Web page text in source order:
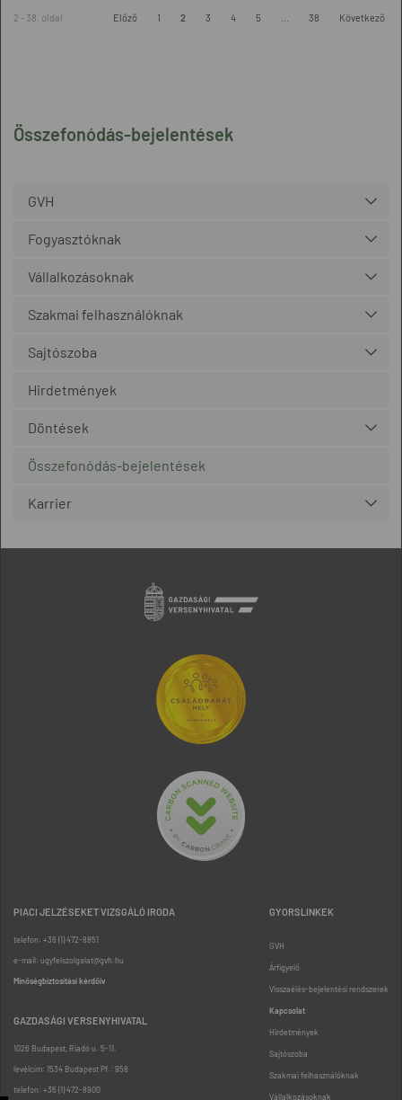
Összefonódás-bejelentések
GVH
Fogyasztóknak
Vállalkozásoknak
Szakmai felhasználóknak
Sajtószoba
Hirdetmények
Döntések
Összefonódás-bejelentések
Karrier
2 - 38. oldal Előző 1 2 3 4 5 38 Következő
PIACI JELZÉSEKET VIZSGÁLÓ IRODA
telefon: +36 (1) 472-8851
e-mail: ugyfelszolgalat@gvh.hu
Minőségbiztosítási kérdőív
GAZDASÁGI VERSENYHIVATAL
1026 Budapest, Riadó u. 5-11.
levélcím: 1534 Budapest Pf.: 958
telefon: +36 (1) 472-8900
GYORSLINKEK
GVH
Árfigyelő
Visszaélés-bejelentési rendszerek
Kapcsolat
Hirdetmények
Sajtószoba
Szakmai felhasználóknak
Vállalkozásoknak